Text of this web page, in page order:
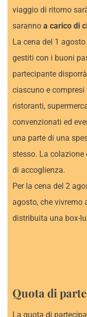
viaggio di ritorno
saranno a carico di
La cena del 1
gestiti con i buoni
partecipante
ciascuno e
ristoranti,
convenzionati ed
una parte di una
stesso. La
di accoglienza.
Per la cena del 2
agosto, che vivremo
distribuita una box-
Quota di
La quota di